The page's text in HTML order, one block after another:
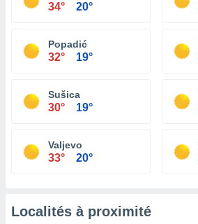
34° 20°
Popadić
32° 19°
Sušica
30° 19°
Valjevo
33° 20°
Localités à proximité